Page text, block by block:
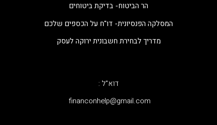
הר הביטוח- בדיקת ביטוחים
המסלקה הפנסיונית- דו"ח על הכספים שלכם
מדריך לבחירת חשבונית ירוקה לעסק
דוא"ל :
‫financonhelp@gmail.com‬